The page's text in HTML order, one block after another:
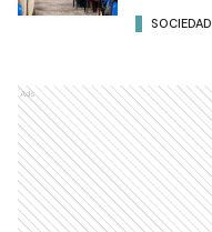
SOCIEDAD
Ads